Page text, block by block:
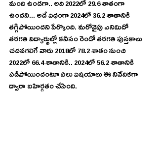
మంది ఉండగా.. అది 2022లో 29.6 శాతంగా
ఉందని... అదే విధంగా 2024లో 36.2 శాతానికి
తగ్గిపోయిందని పేర్కొంది. మరోవైపు ఎనిమిదో
తరగతి విద్యార్ధుల్లో కనీసం రెండో తరగతి పుస్తకాలు
చదవగలిగే వారు 2018లో 78.2 శాతం నుంచి
2022లో 66.4 శాతానికి.. 2024లో 56.2 శాతానికి
పడిపోయిందంటూ పలు విషయాలు ఈ నివేదికగా
ద్వారా బహిర్గతం చేసింది.